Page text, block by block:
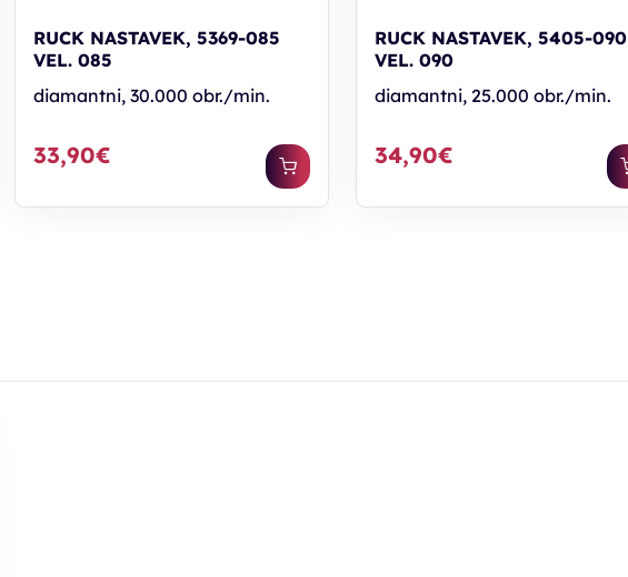
RUCK NASTAVEK, 5369-085
VEL. 085
diamantni, 30.000 obr./min.
33,90€
RUCK NASTAVEK, 5405-090
VEL. 090
diamantni, 25.000 obr./min.
34,90€